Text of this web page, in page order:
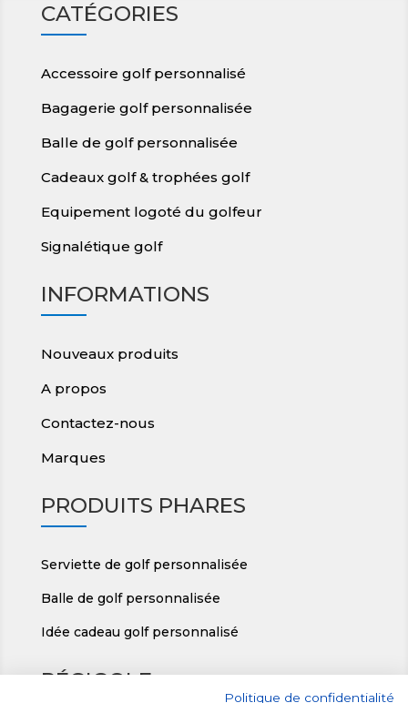
CATÉGORIES
Accessoire golf personnalisé
Bagagerie golf personnalisée
Balle de golf personnalisée
Cadeaux golf & trophées golf
Equipement logoté du golfeur
Signalétique golf
INFORMATIONS
Nouveaux produits
A propos
Contactez-nous
Marques
PRODUITS PHARES
Serviette de golf personnalisée
Balle de golf personnalisée
Idée cadeau golf personnalisé
RÉGIGOLF
Politique de confidentialité